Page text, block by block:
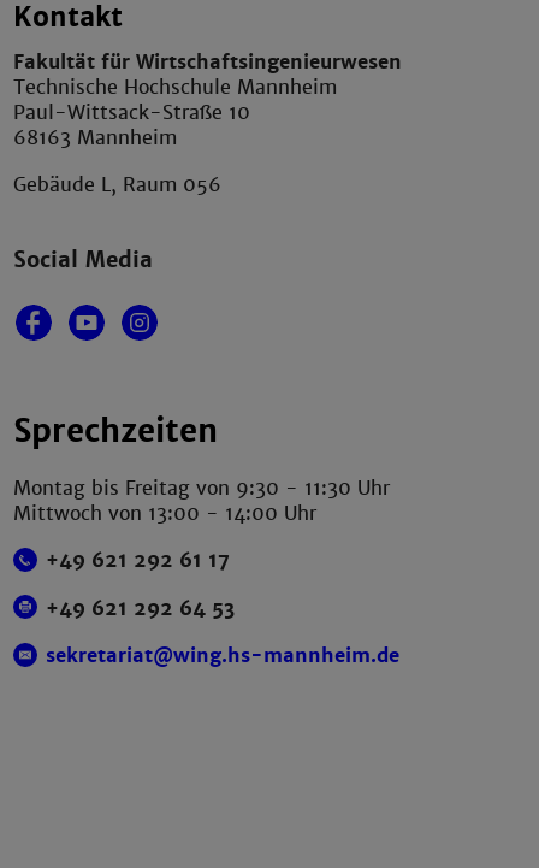
Kontakt
Fakultät für Wirtschaftsingenieurwesen
Technische Hochschule Mannheim
Paul-Wittsack-Straße 10
68163 Mannheim
Gebäude L, Raum 056
Social Media
Sprechzeiten
Montag bis Freitag von 9:30 - 11:30 Uhr
Mittwoch von 13:00 - 14:00 Uhr
+49 621 292 61 17
+49 621 292 64 53
sekretariat@wing.hs-mannheim.de